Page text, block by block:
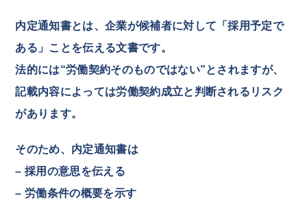
内定通知書とは、企業が候補者に対して「採用予定で
ある」ことを伝える文書です。
法的には“労働契約そのものではない”とされますが、
記載内容によっては労働契約成立と判断されるリスク
があります。
そのため、内定通知書は
– 採用の意思を伝える
– 労働条件の概要を示す